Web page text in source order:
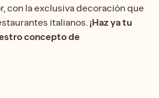
con la exclusiva decoración que
italianos. ¡Haz ya tu
concepto de